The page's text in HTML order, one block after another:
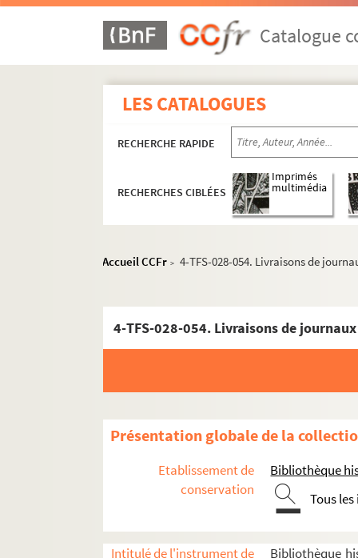
Catalogue
LES CATALOGUES
RECHERCHE RAPIDE
RECHERCHES CIBLÉES
Imprimés
multimédia
Accueil CCFr > 4-TFS-028-054. Livraisons de
4-TFS-028-054. Livraisons de
Présentation globale de la
Etablissement de
conservation
Bibliothèque
Tous
Intitulé de l'instrument de
Bibliothèque